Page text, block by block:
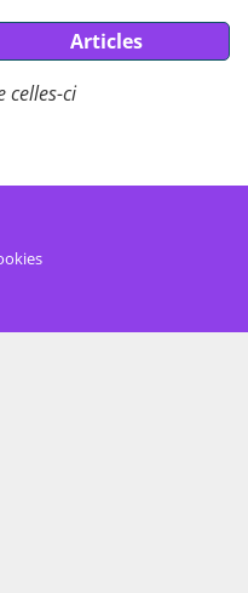
Articles
celles-ci